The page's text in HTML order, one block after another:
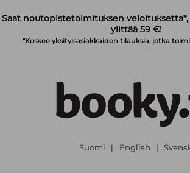
Saat noutopistetoimituksen veloituksetta*,
ylittää 59 €!
*Koskee yksityisasiakkaiden tilauksia, jotka
Suomi | English |